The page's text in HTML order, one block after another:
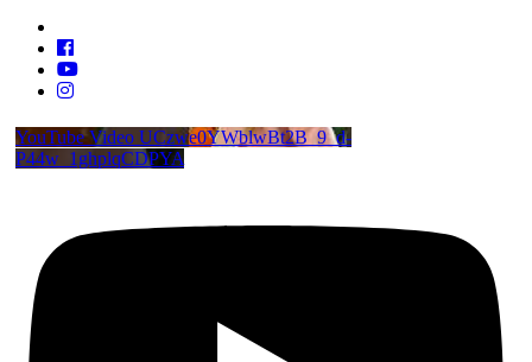
YouTube Video UCzwe0YWblwBt2B_9_d-
P44w_1ghplqCDPYA